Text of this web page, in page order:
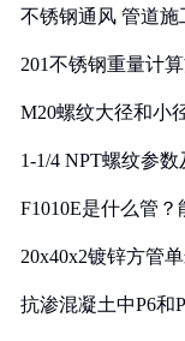
不锈钢通风 管道施
201不锈钢重量计
M20螺纹大径和小
1-1/4 NPT螺纹参
F1010E是什么管？
20x40x2镀锌方管
抗渗混凝土中P6和